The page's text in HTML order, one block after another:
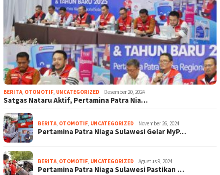
BERITA, OTOMOTIF, UNCATEGORIZED Desember 20, 2024
Satgas Nataru Aktif, Pertamina Patra Nia…
BERITA, OTOMOTIF, UNCATEGORIZED November 26, 2024
Pertamina Patra Niaga Sulawesi Gelar MyP…
BERITA, OTOMOTIF, UNCATEGORIZED Agustus 9, 2024
Pertamina Patra Niaga Sulawesi Pastikan …